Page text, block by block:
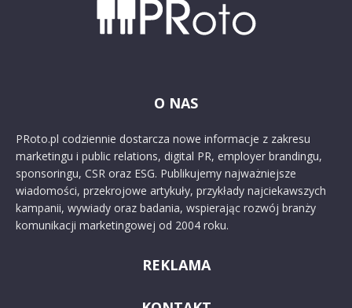
O NAS
PRoto.pl codziennie dostarcza nowe informacje z zakresu
marketingu i public relations, digital PR, employer brandingu,
sponsoringu, CSR oraz ESG. Publikujemy najważniejsze
wiadomości, przekrojowe artykuły, przykłady najciekawszych
kampanii, wywiady oraz badania, wspierając rozwój branży
komunikacji marketingowej od 2004 roku.
REKLAMA